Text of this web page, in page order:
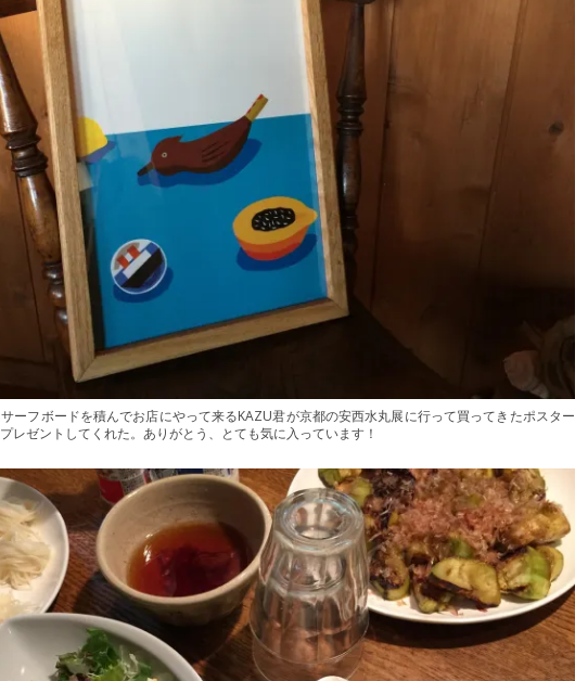
ーフボードを積んでお店にやって来るKAZU君が京都の安西水丸展に行って買ってきたポスター
レゼントしてくれた。ありがとう、とても気に入っています！